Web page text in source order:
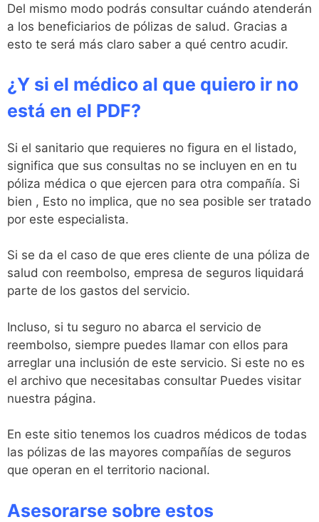
Del mismo modo podrás consultar cuándo atenderán
a los beneficiarios de pólizas de salud. Gracias a
esto te será más claro saber a qué centro acudir.
¿Y si el médico al que quiero ir no
está en el PDF?
Si el sanitario que requieres no figura en el listado,
significa que sus consultas no se incluyen en en tu
póliza médica o que ejercen para otra compañía. Si
bien , Esto no implica, que no sea posible ser tratado
por este especialista.
Si se da el caso de que eres cliente de una póliza de
salud con reembolso, empresa de seguros liquidará
parte de los gastos del servicio.
Incluso, si tu seguro no abarca el servicio de
reembolso, siempre puedes llamar con ellos para
arreglar una inclusión de este servicio. Si este no es
el archivo que necesitabas consultar Puedes visitar
nuestra página.
En este sitio tenemos los cuadros médicos de todas
las pólizas de las mayores compañías de seguros
que operan en el territorio nacional.
Asesorarse sobre estos